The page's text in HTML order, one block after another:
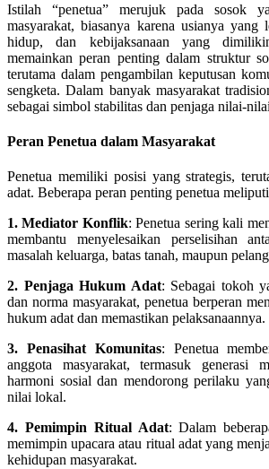
Istilah “penetua” merujuk pada sosok
masyarakat, biasanya karena usianya yang
hidup, dan kebijaksanaan yang
memainkan peran penting dalam struktur
terutama dalam pengambilan keputusan
sengketa. Dalam banyak masyarakat
sebagai simbol stabilitas dan penjaga nilai-
Peran Penetua dalam Masyarakat
Penetua memiliki posisi yang strategis,
adat. Beberapa peran penting penetua
1. Mediator Konflik: Penetua sering kali
membantu menyelesaikan perselisihan
masalah keluarga, batas tanah, maupun
2. Penjaga Hukum Adat: Sebagai tokoh
dan norma masyarakat, penetua berperan
hukum adat dan memastikan pelaksanaannya.
3. Penasihat Komunitas: Penetua
anggota masyarakat, termasuk generasi
harmoni sosial dan mendorong perilaku
nilai lokal.
4. Pemimpin Ritual Adat: Dalam
memimpin upacara atau ritual adat yang
kehidupan masyarakat.